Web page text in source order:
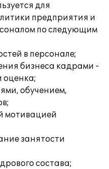
для
предприятия и
по следующим
в персонале;
бизнеса кадрами -
оценка;
обучением,
мотивацией
занятости
состава;